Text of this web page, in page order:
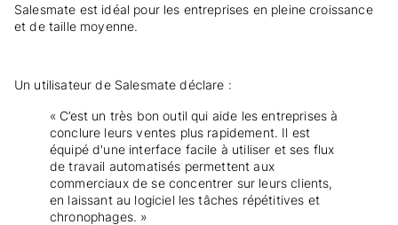
Salesmate est idéal pour les entreprises en pleine croissance
et de taille moyenne.
Un utilisateur de Salesmate déclare :
« C’est un très bon outil qui aide les entreprises à
conclure leurs ventes plus rapidement. Il est
équipé d'une interface facile à utiliser et ses flux
de travail automatisés permettent aux
commerciaux de se concentrer sur leurs clients,
en laissant au logiciel les tâches répétitives et
chronophages. »